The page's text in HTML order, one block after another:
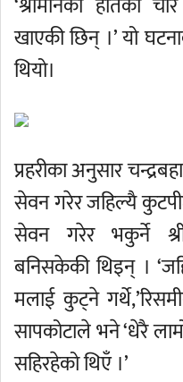
खाएकी छिन् ।’ यो
थियो।
प्रहरीका अनुसार
सेवन गरेर जहिल्यै
सेवन गरेर भकुर्ने
बनिसकेकी थिइन् ।
मलाई कुट्ने
सापकोटाले भने ‘धेरै
सहिरहेको थिएँ ।’